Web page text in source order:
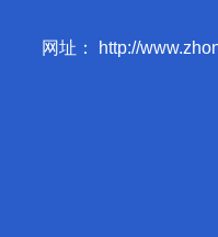
网址： http://